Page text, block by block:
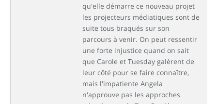
qu'elle démarre ce nouveau projet
les projecteurs médiatiques sont de
suite tous braqués sur son
parcours à venir. On peut ressentir
une forte injustice quand on sait
que Carole et Tuesday galèrent de
leur côté pour se faire connaître,
mais l'impatiente Angela
n'approuve pas les approches